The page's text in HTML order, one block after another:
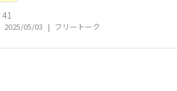
41
2025/05/03 | フリートーク